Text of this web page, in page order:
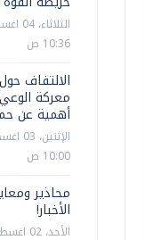
10:36 ص
الالتفاف
معركة
أهمية عن
10:00 ص
محاذير
الأخبار!